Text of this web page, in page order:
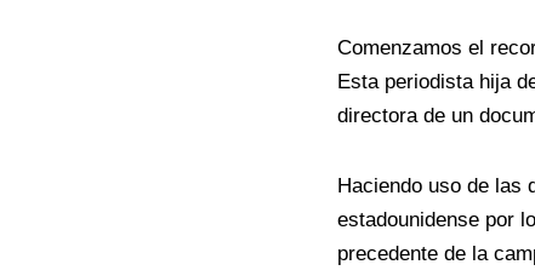
Comenzamos el
Esta periodista hija
directora de un
Haciendo uso de las
estadounidense por
precedente de la